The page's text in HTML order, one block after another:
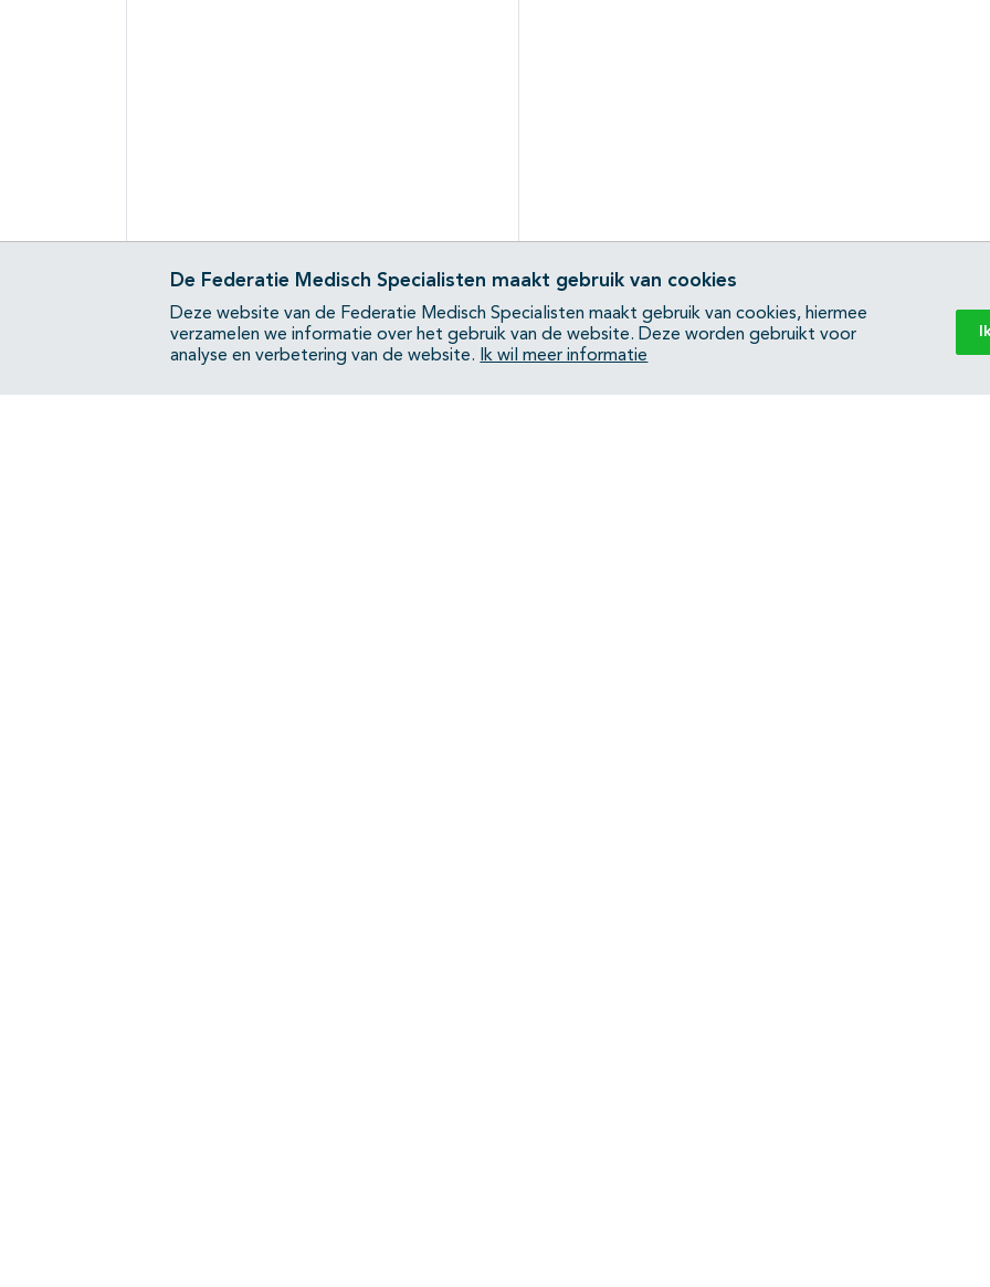
De Federatie Medisch Specialisten maakt gebruik van cookies
Deze website van de Federatie Medisch Specialisten maakt gebruik van cookies, hiermee
verzamelen we informatie over het gebruik van de website. Deze worden gebruikt voor
analyse en verbetering van de website.
Ik wil meer informatie